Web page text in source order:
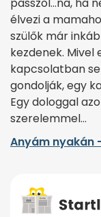
élvezi a
szülők már
kezdenek. Mivel
kapcsolatban
gondolják, egy
Egy dologgal
szerelemmel…
Anyám nyakán